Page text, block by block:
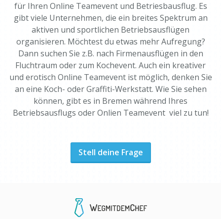
für Ihren Online Teamevent und Betriesbausflug. Es
gibt viele Unternehmen, die ein breites Spektrum an
aktiven und sportlichen Betriebsausflügen
organisieren. Möchtest du etwas mehr Aufregung?
Dann suchen Sie z.B. nach Firmenausflügen in den
Fluchtraum oder zum Kochevent. Auch ein kreativer
und erotisch Online Teamevent ist möglich, denken Sie
an eine Koch- oder Graffiti-Werkstatt. Wie Sie sehen
können, gibt es in Bremen während Ihres
Betriebsausflugs oder Onlien Teamevent viel zu tun!
Stell deine Frage